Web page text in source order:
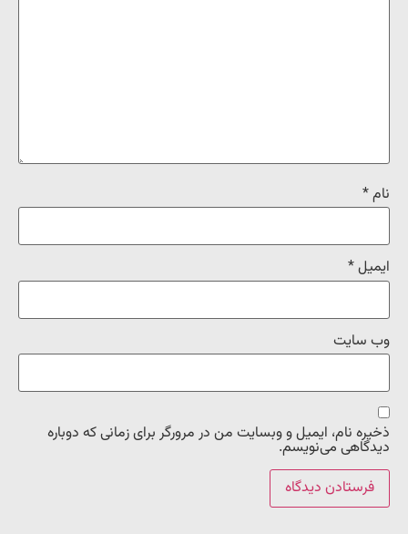
نام*
ایمیل*
وب‌ سایت
ذخیره نام، ایمیل و وبسایت من در مرورگر برای زمانی که دوباره
دیدگاهی می‌نویسم.